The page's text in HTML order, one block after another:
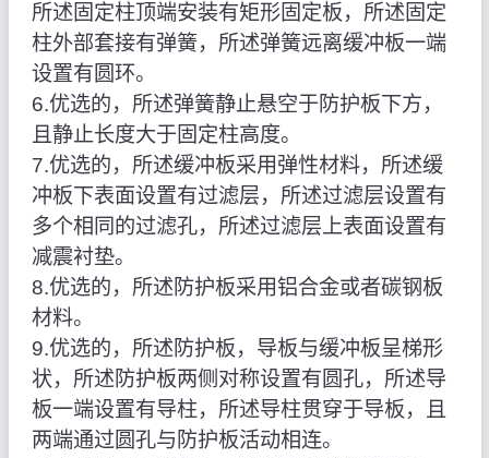
所述固定柱顶端安装有矩形固定板，所述固定
柱外部套接有弹簧，所述弹簧远离缓冲板一端
设置有圆环。
6.优选的，所述弹簧静止悬空于防护板下方，
且静止长度大于固定柱高度。
7.优选的，所述缓冲板采用弹性材料，所述缓
冲板下表面设置有过滤层，所述过滤层设置有
多个相同的过滤孔，所述过滤层上表面设置有
减震衬垫。
8.优选的，所述防护板采用铝合金或者碳钢板
材料。
9.优选的，所述防护板，导板与缓冲板呈梯形
状，所述防护板两侧对称设置有圆孔，所述导
板一端设置有导柱，所述导柱贯穿于导板，且
两端通过圆孔与防护板活动相连。